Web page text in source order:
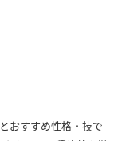
おすすめ性格・技で